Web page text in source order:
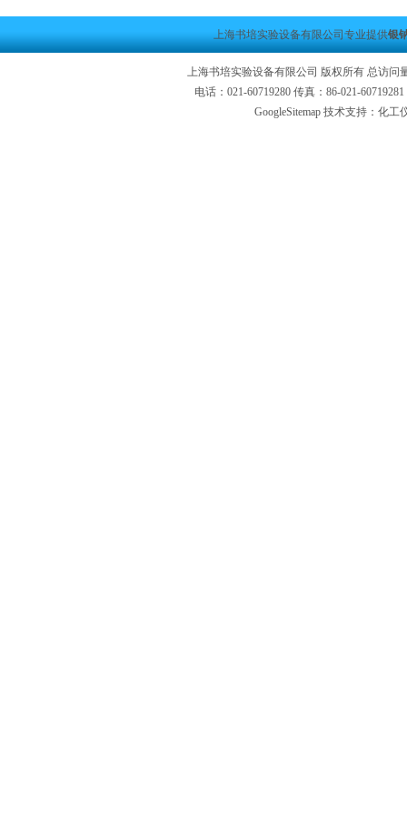
上海书培实验设备有限公司专业提供银
上海书培实验设备有限公司 版权所有 总访问
电话：021-60719280 传真：86-021-
GoogleSitemap 技术支持：化工